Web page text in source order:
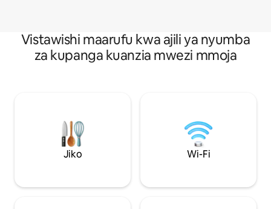
Vistawishi maarufu kwa ajili ya nyumba
za kupanga kuanzia mwezi mmoja
Jiko Wi-Fi